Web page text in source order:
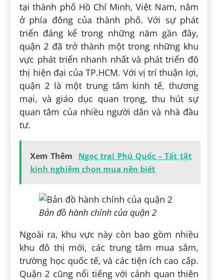
tại thành phố Hồ Chí Minh, Việt Nam, nằm
ở phía đông của thành phố. Với sự phát
triển đáng kể trong những năm gần đây,
quận 2 đã trở thành một trong những khu
vực phát triển nhanh nhất và phát triển đô
thị hiện đại của TP.HCM. Với vị trí thuận lợi,
quận 2 là một trung tâm kinh tế, thương
mại, và giáo dục quan trọng, thu hút sự
quan tâm của nhiều người dân và nhà đầu
tư.
Xem Thêm
Ngọc trai Phú Quốc – Tất tật
kinh nghiệm chọn mua nên biết
Bản đồ hành chính của quận 2
Ngoài ra, khu vực này còn bao gồm nhiều
khu đô thị mới, các trung tâm mua sắm,
trường học quốc tế, và các tiện ích cao cấp.
Quận 2 cũng nổi tiếng với cảnh quan thiên